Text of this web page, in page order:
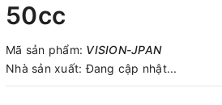
50cc
Mã sản phẩm: VISION-JPAN
Nhà sản xuất: Đang cập nhật...